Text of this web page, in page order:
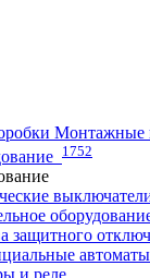
Монтажные
1752
защитного
и реле